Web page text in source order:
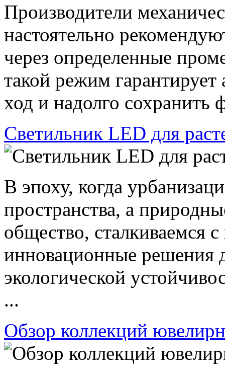
Производители
настоятельно
через определенные
такой режим гарантирует
ход и надолго сохранить
Светильник LED для
В эпоху, когда
пространства, а
общество, сталкиваемся
инновационные решения
экологической
...
Обзор коллекций